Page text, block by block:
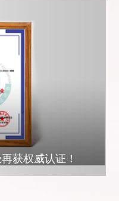
获权威认证！